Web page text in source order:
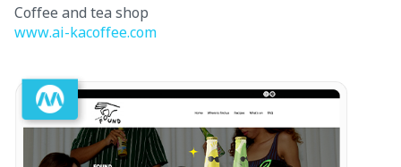
Coffee and tea shop
www.ai-kacoffee.com